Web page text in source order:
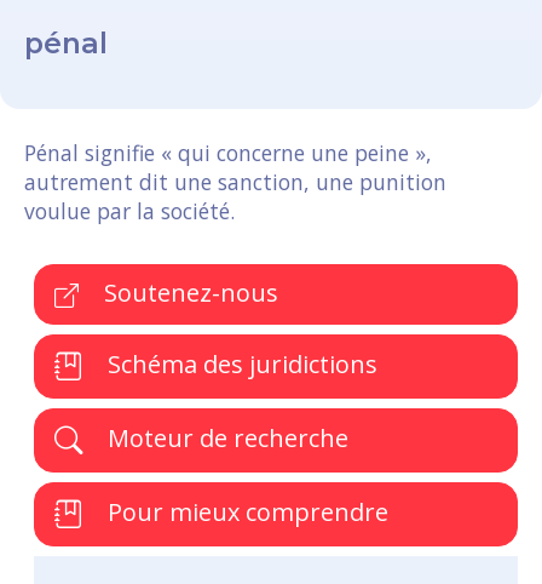
pénal
Pénal signifie « qui concerne une peine »,
autrement dit une sanction, une punition
voulue par la société.
Soutenez-nous
Schéma des juridictions
Moteur de recherche
Pour mieux comprendre